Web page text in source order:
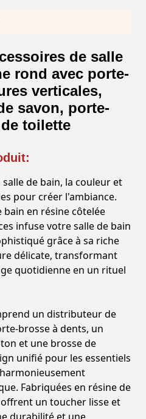
de salle
rond avec porte-
verticales,
savon, porte-
toilette
de bain, la couleur et
pour créer l'ambiance.
bain en résine côtelée
infuse votre salle de bain
grâce à sa riche
délicate, transformant
quotidienne en un rituel
un distributeur de
brosse à dents, un
et une brosse de
unifié pour les essentiels
Fabriquées en résine de
un toucher lisse et